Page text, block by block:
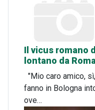
Il vicus romano
lontano da
"Mio caro amico,
fanno in Bologna
ove…